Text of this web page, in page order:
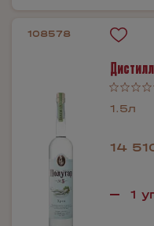
108578
1.5л
14